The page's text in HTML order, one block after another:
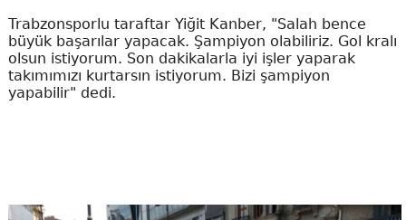
Trabzonsporlu taraftar Yiğit Kanber, "Salah bence
büyük başarılar yapacak. Şampiyon olabiliriz. Gol kralı
olsun istiyorum. Son dakikalarla iyi işler yaparak
takımımızı kurtarsın istiyorum. Bizi şampiyon
yapabilir" dedi.